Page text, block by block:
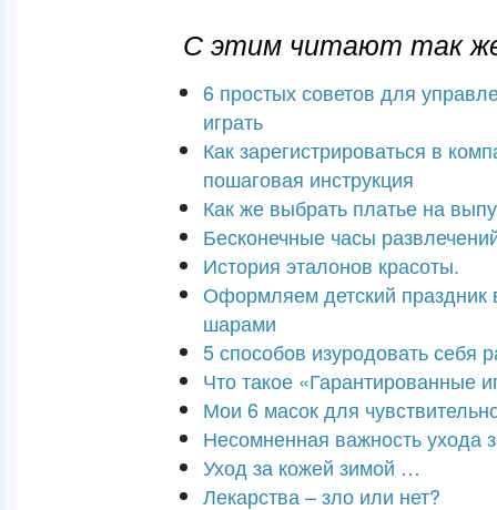
С этим читают так
6 простых советов для
играть
Как зарегистрироваться в
пошаговая инструкция
Как же выбрать платье на
Бесконечные часы
История эталонов красоты.
Оформляем детский
шарами
5 способов изуродовать себя
Что такое «Гарантированные
Мои 6 масок для
Несомненная важность ухода
Уход за кожей зимой …
Лекарства – зло или нет?